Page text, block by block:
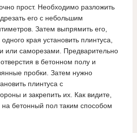
прост. Необходимо разложить
его с небольшим
Затем выпрямить его,
края установить плинтуса,
или саморезами. Предварительно
в бетонном полу и
пробки. Затем нужно
плинтуса с
и закрепить их. Как видите,
на бетонный пол таким способом